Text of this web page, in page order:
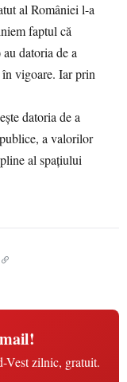
al României l-a
faptul că
datoria de a
în vigoare. Iar prin
datoria de a
a valorilor
al spațiului
Vest zilnic, gratuit.